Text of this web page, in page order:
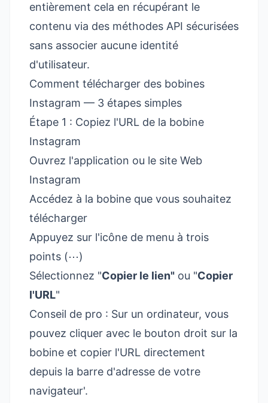
entièrement cela en récupérant le
contenu via des méthodes API sécurisées
sans associer aucune identité
d'utilisateur.
Comment télécharger des bobines
Instagram — 3 étapes simples
Étape 1 : Copiez l'URL de la bobine
Instagram
Ouvrez l'application ou le site Web
Instagram
Accédez à la bobine que vous souhaitez
télécharger
Appuyez sur l'icône de menu à trois
points (⋯)
Sélectionnez "Copier le lien" ou "Copier
l'URL"
Conseil de pro : Sur un ordinateur, vous
pouvez cliquer avec le bouton droit sur la
bobine et copier l'URL directement
depuis la barre d'adresse de votre
navigateur'.